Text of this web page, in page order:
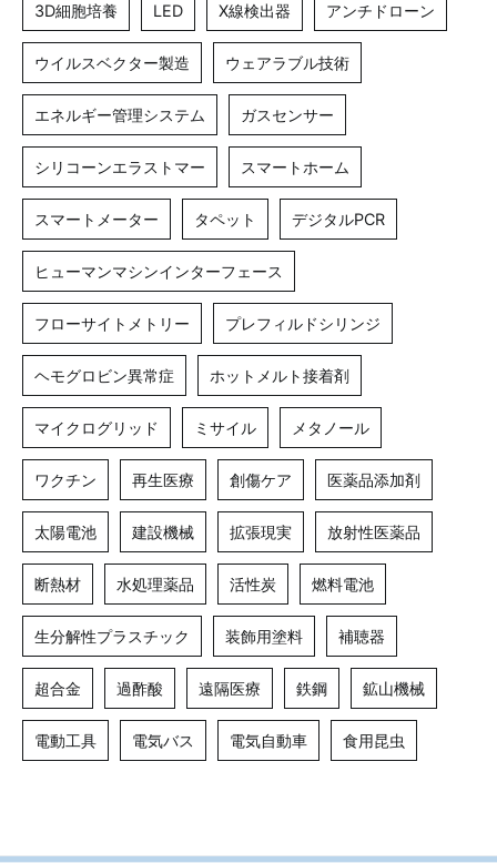
3D細胞培養 LED X線検出器 アンチドローン
ウイルスベクター製造 ウェアラブル技術
エネルギー管理システム ガスセンサー
シリコーンエラストマー スマートホーム
スマートメーター タペット デジタルPCR
ヒューマンマシンインターフェース
フローサイトメトリー プレフィルドシリンジ
ヘモグロビン異常症 ホットメルト接着剤
マイクログリッド ミサイル メタノール
ワクチン 再生医療 創傷ケア 医薬品添加剤
太陽電池 建設機械 拡張現実 放射性医薬品
断熱材 水処理薬品 活性炭 燃料電池
生分解性プラスチック 装飾用塗料 補聴器
超合金 過酢酸 遠隔医療 鉄鋼 鉱山機械
電動工具 電気バス 電気自動車 食用昆虫